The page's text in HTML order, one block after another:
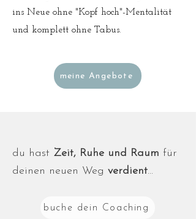
ins Neue ohne "Kopf hoch"-Mentalität
und komplett ohne Tabus.
meine Angebote
du hast Zeit, Ruhe und Raum für
deinen neuen Weg verdient...
buche dein Coaching